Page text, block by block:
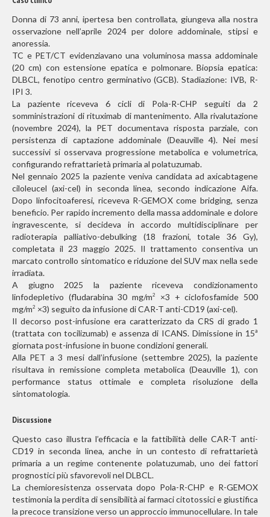
Donna di 73 anni, ipertesa ben controllata, giungeva alla nostra
osservazione nell’aprile 2024 per dolore addominale, stipsi e
anoressia.
TC e PET/CT evidenziavano una voluminosa massa addominale
(20 cm) con estensione epatica e polmonare. Biopsia epatica:
DLBCL, fenotipo centro germinativo (GCB). Stadiazione: IVB, R-
IPI 3.
La paziente riceveva 6 cicli di Pola-R-CHP seguiti da 2
somministrazioni di rituximab di mantenimento. Alla rivalutazione
(novembre 2024), la PET documentava risposta parziale, con
persistenza di captazione addominale (Deauville 4). Nei mesi
successivi si osservava progressione metabolica e volumetrica,
configurando refrattarietà primaria al polatuzumab.
Nel gennaio 2025 la paziente veniva candidata ad axicabtagene
ciloleucel (axi-cel) in seconda linea, secondo indicazione Aifa.
Dopo linfocitoaferesi, riceveva R-GEMOX come bridging, senza
beneficio. Per rapido incremento della massa addominale e dolore
ingravescente, si decideva in accordo multidisciplinare per
radioterapia palliativo-debulking (18 frazioni, totale 36 Gy),
completata il 23 maggio 2025. Il trattamento consentiva un
marcato controllo sintomatico e riduzione del SUV max nella sede
irradiata.
A giugno 2025 la paziente riceveva condizionamento
linfodepletivo (fludarabina 30 mg/m2
×3 + ciclofosfamide 500
mg/m2 ×3) seguito da infusione di CAR-T anti-CD19 (axi-cel).
Il decorso post-infusione era caratterizzato da CRS di grado 1
(trattata con tocilizumab) e assenza di ICANS. Dimissione in 15ª
giornata post-infusione in buone condizioni generali.
Alla PET a 3 mesi dall’infusione (settembre 2025), la paziente
risultava in remissione completa metabolica (Deauville 1), con
performance status ottimale e completa risoluzione della
sintomatologia.
Discussione
Questo caso illustra l’efficacia e la fattibilità delle CAR-T anti-
CD19 in seconda linea, anche in un contesto di refrattarietà
primaria a un regime contenente polatuzumab, uno dei fattori
prognostici più sfavorevoli nel DLBCL.
La chemioresistenza osservata dopo Pola-R-CHP e R-GEMOX
testimonia la perdita di sensibilità ai farmaci citotossici e giustifica
la precoce transizione verso un approccio immunocellulare. In tale